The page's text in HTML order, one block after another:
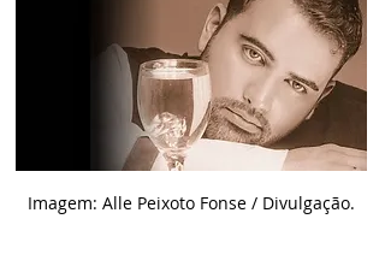
Imagem: Alle Peixoto Fonse / Divulgação.